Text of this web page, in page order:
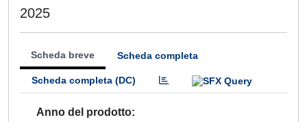
2025
Scheda breve Scheda completa
Scheda completa (DC)
Anno del prodotto